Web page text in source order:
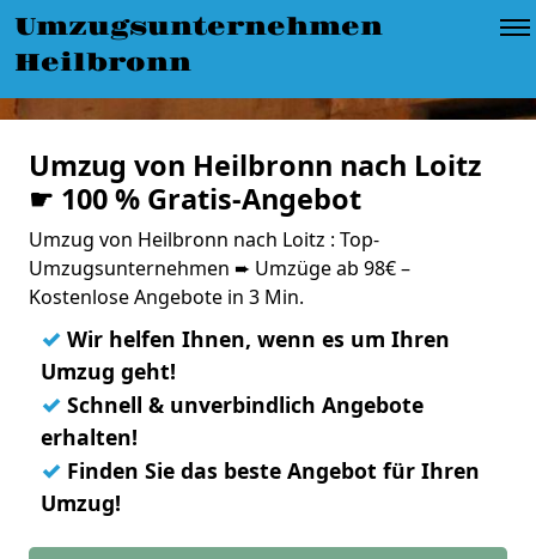
Umzugsunternehmen
Heilbronn
Umzug von Heilbronn nach Loitz
☛ 100 % Gratis-Angebot
Umzug von Heilbronn nach Loitz : Top-
Umzugsunternehmen ➨ Umzüge ab 98€ –
Kostenlose Angebote in 3 Min.
✓ Wir helfen Ihnen, wenn es um Ihren
Umzug geht!
✓ Schnell & unverbindlich Angebote
erhalten!
✓ Finden Sie das beste Angebot für Ihren
Umzug!